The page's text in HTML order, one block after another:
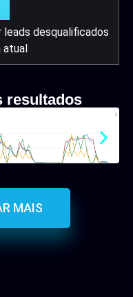
desqualificados
resultados
MAIS